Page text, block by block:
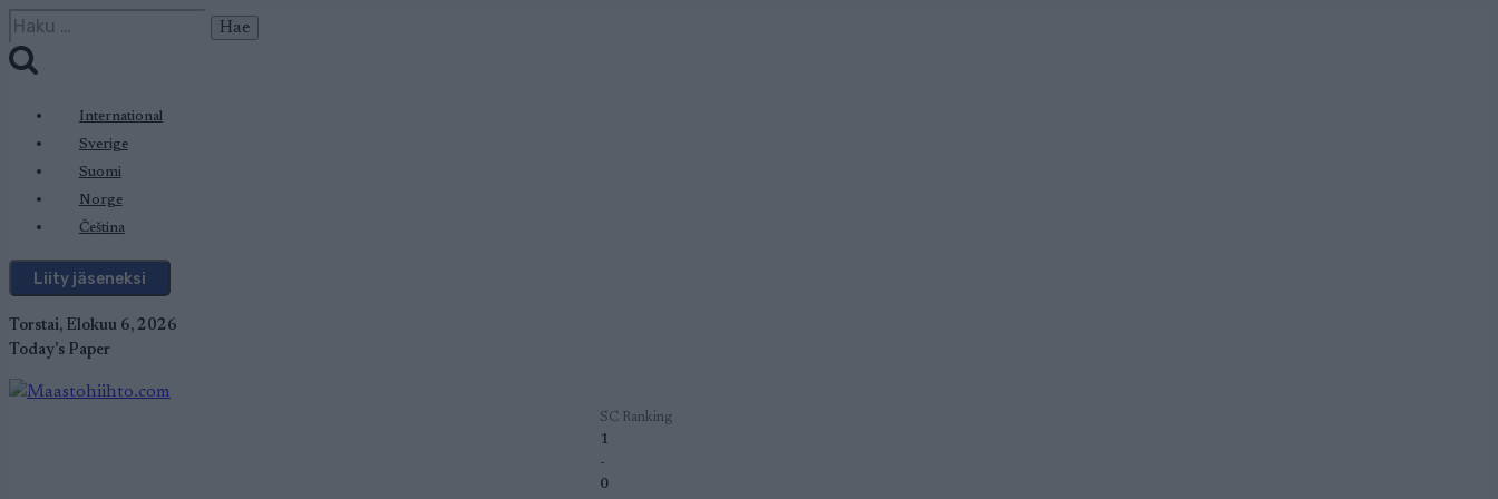
Siirry
sisältöön
Haku:
International
Sverige
Suomi
Norge
Čeština
Liity jäseneksi
Torstai, Elokuu 6, 2026
Today's Paper
SC Ranking
1
-
0